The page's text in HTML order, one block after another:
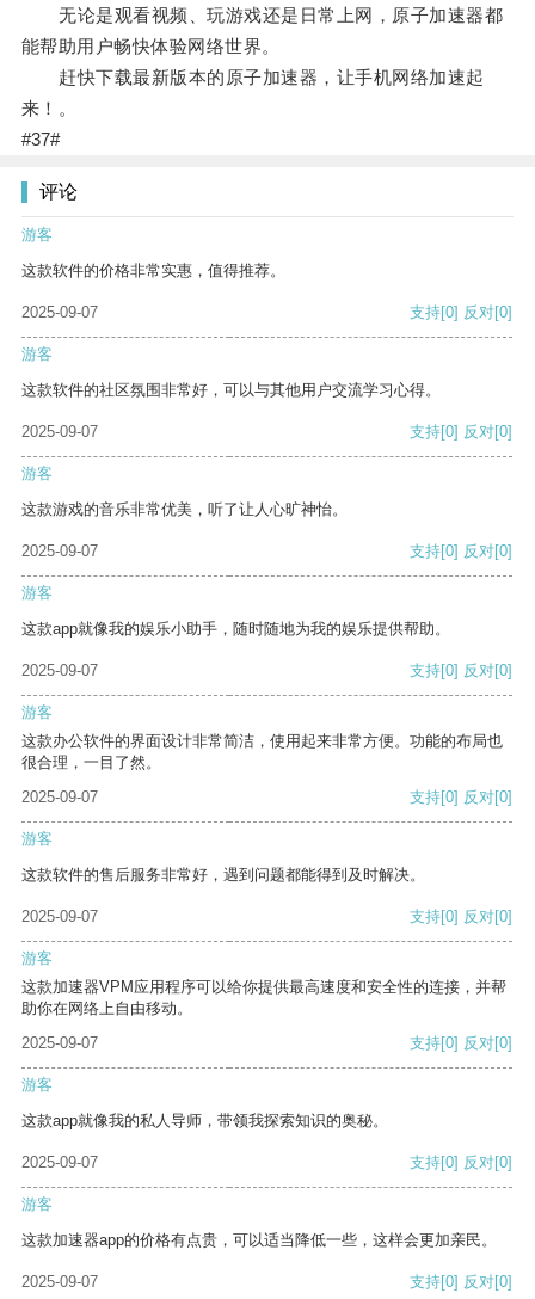
无论是观看视频、玩游戏还是日常上网，原子加速器都
能帮助用户畅快体验网络世界。
赶快下载最新版本的原子加速器，让手机网络加速起
来！。
#37#
评论
游客
这款软件的价格非常实惠，值得推荐。
2025-09-07 支持[0] 反对[0]
游客
这款软件的社区氛围非常好，可以与其他用户交流学习心得。
2025-09-07 支持[0] 反对[0]
游客
这款游戏的音乐非常优美，听了让人心旷神怡。
2025-09-07 支持[0] 反对[0]
游客
这款app就像我的娱乐小助手，随时随地为我的娱乐提供帮助。
2025-09-07 支持[0] 反对[0]
游客
这款办公软件的界面设计非常简洁，使用起来非常方便。功能的布局也
很合理，一目了然。
2025-09-07
支持[0] 反对[0]
游客
这款软件的售后服务非常好，遇到问题都能得到及时解决。
2025-09-07 支持[0] 反对[0]
游客
这款加速器VPM应用程序可以给你提供最高速度和安全性的连接，并帮
助你在网络上自由移动。
2025-09-07
支持[0] 反对[0]
游客
这款app就像我的私人导师，带领我探索知识的奥秘。
2025-09-07 支持[0] 反对[0]
游客
这款加速器app的价格有点贵，可以适当降低一些，这样会更加亲民。
2025-09-07 支持[0] 反对[0]